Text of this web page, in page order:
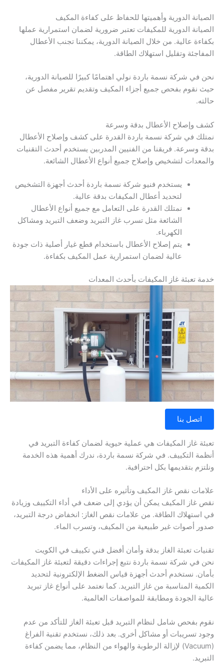
الصيانة الدورية وأهميتها للحفاظ على كفاءة المكيف
الصيانة الدورية للمكيفات تعتبر ضرورية لضمان استمرارية عملها
بكفاءة عالية. من خلال الصيانة الدورية، يمكننا تجنب الأعطال
المفاجئة وتقليل استهلاك الطاقة.
نحن في شركة نسمة باردة نولي اهتمامًا كبيرًا للصيانة الدورية،
حيث نقوم بفحص جميع أجزاء المكيف وتقديم تقرير مفصل عن
حالته.
كشف وإصلاح الأعطال بدقة وسرعة
نمتلك في شركة نسمة باردة القدرة على كشف وإصلاح الأعطال
بدقة وسرعة. فريقنا من الفنيين المدربين يستخدم أحدث التقنيات
والمعدات لتشخيص وإصلاح جميع أنواع الأعطال الشائعة.
يستخدم فنيو شركة نسمة باردة أحدث أجهزة التشخيص
لتحديد أعطال المكيفات بدقة عالية.
نمتلك القدرة على التعامل مع جميع أنواع الأعطال
الشائعة مثل تسرب غاز التبريد وضعف التبريد ومشاكل
الكهرباء.
يتم إصلاح الأعطال باستخدام قطع غيار أصلية ذات جودة
عالية لضمان استمرارية عمل المكيف بكفاءة.
خدمة تعبئة غاز المكيفات بأحدث المعدات
اتصل بنا
تعبئة غاز المكيفات هي عملية حيوية لضمان كفاءة التبريد في
أنظمة التكييف. في شركة نسمة باردة، ندرك أهمية هذه الخدمة
ونلتزم بتقديمها بكل احترافية.
علامات نقص غاز المكيف وتأثيره على الأداء
نقص غاز المكيف يمكن أن يؤدي إلى ضعف في أداء التكييف وزيادة
في استهلاك الطاقة. من علامات نقص الغاز: انخفاض درجة التبريد،
صدور أصوات غير طبيعية من المكيف، وتسرب الماء.
تقنيات تعبئة الغاز بدقة وأمان أفضل فني تكييف في الكويت
نحن في شركة نسمة باردة نتبع إجراءات دقيقة لتعبئة غاز المكيفات
بأمان. نستخدم أحدث أجهزة قياس الضغط الإلكترونية لتحديد
الكمية المناسبة من غاز التبريد. كما نعتمد على أنواع غاز تبريد
عالية الجودة ومطابقة للمواصفات العالمية.
نقوم بفحص شامل لنظام التبريد قبل تعبئة الغاز للتأكد من عدم
وجود تسريبات أو مشاكل أخرى. بعد ذلك، نستخدم تقنية الفراغ
(Vacuum) لإزالة الرطوبة والهواء من النظام، مما يضمن كفاءة
التبريد.